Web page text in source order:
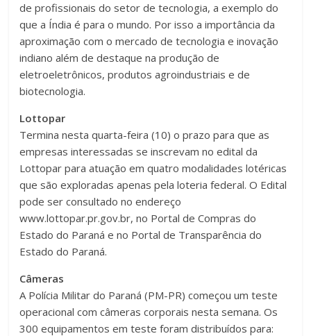
de profissionais do setor de tecnologia, a exemplo do
que a Índia é para o mundo. Por isso a importância da
aproximação com o mercado de tecnologia e inovação
indiano além de destaque na produção de
eletroeletrônicos, produtos agroindustriais e de
biotecnologia.
Lottopar
Termina nesta quarta-feira (10) o prazo para que as
empresas interessadas se inscrevam no edital da
Lottopar para atuação em quatro modalidades lotéricas
que são exploradas apenas pela loteria federal. O Edital
pode ser consultado no endereço
www.lottopar.pr.gov.br, no Portal de Compras do
Estado do Paraná e no Portal de Transparência do
Estado do Paraná.
Câmeras
A Polícia Militar do Paraná (PM-PR) começou um teste
operacional com câmeras corporais nesta semana. Os
300 equipamentos em teste foram distribuídos para: